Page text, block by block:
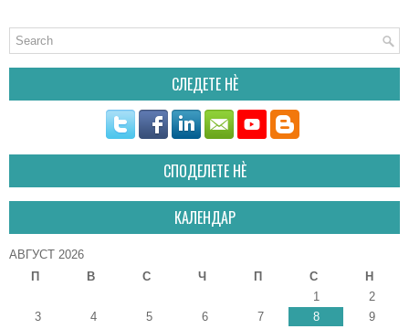
СЛЕДЕТЕ НÈ
СПОДЕЛЕТЕ НÈ
КАЛЕНДАР
АВГУСТ 2026
П
В С Ч П С
Н
1
2
3
4 5 6 7 8
9